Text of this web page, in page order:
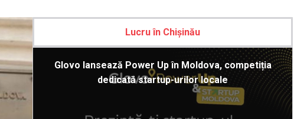
Lucru în Chișinău
Glovo lansează Power Up în Moldova, competiția
dedicată startup-urilor locale